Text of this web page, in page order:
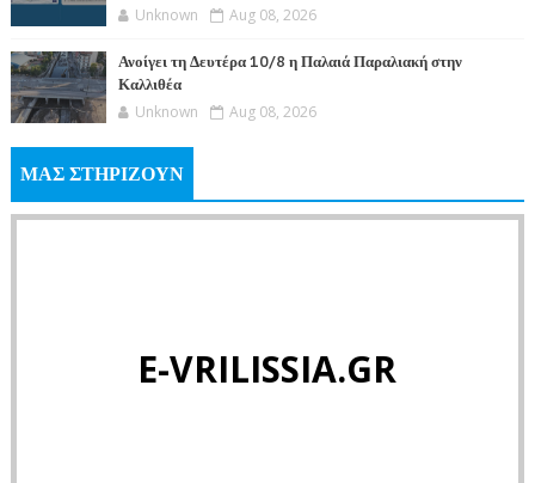
Unknown Aug 08, 2026
Ανοίγει τη Δευτέρα 10/8 η Παλαιά Παραλιακή στην
Καλλιθέα
Unknown Aug 08, 2026
ΜΑΣ ΣΤΗΡΙΖΟΥΝ
E-VRILISSIA.GR